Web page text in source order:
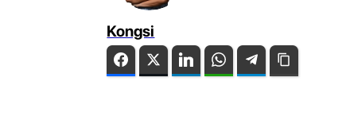
Kongsi
FacebookTwitter LinkedIn WhatsAppTelegram